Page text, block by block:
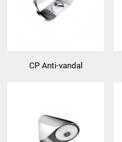
CP Anti-vandal